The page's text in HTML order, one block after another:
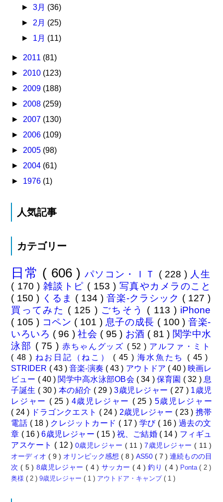
► 3月 (36)
► 2月 (25)
► 1月 (11)
► 2011 (81)
► 2010 (123)
► 2009 (188)
► 2008 (259)
► 2007 (130)
► 2006 (109)
► 2005 (98)
► 2004 (61)
► 1976 (1)
人気記事
カテゴリー
日常 ( 606 )パソコン・ＩＴ ( 228 ) 人生
( 170 ) 雑談トピ ( 153 ) 写真やカメラのこと
( 150 ) くるま ( 134 ) 音楽-クラシック ( 127 )
買ってみた ( 125 ) ごちそう ( 113 ) iPhone
( 105 ) コペン ( 101 ) 息子の成長 ( 100 )音楽-
いろいろ ( 96 )社会 ( 95 ) お酒 ( 81 ) 関学中水
泳部 ( 75 ) 赤ちゃんグッズ ( 52 ) アルファ・ミト
( 48 ) ねお日記（ねこ） ( 45 ) 海水魚たち ( 45 )
STRIDER ( 43 ) 音楽-演奏 ( 43 ) アウトドア ( 40 ) 映画レ
ビュー ( 40 ) 関学中高水泳部OB会 ( 34 ) 保育園 ( 32 ) 息
子誕生 ( 30 ) 本の紹介 ( 29 )3歳児レジャー ( 27 ) 1歳児
レジャー ( 25 ) 4歳児レジャー ( 25 ) 5歳児レジャー
( 24 ) ドラゴンクエスト ( 24 ) 2歳児レジャー ( 23 ) 携帯
電話 ( 18 ) クレジットカード ( 17 ) 学び ( 16 ) 過去の文
章 ( 16 )6歳児レジャー ( 15 ) 祝、ご結婚 ( 14 ) フィギュ
アスケート ( 12 ) 0歳児レジャー ( 11 )7歳児レジャー( 11 )
オーディオ ( 9 ) オリンピック感想( 8 )AS50( 7 )連続ものの目
次( 5 ) 8歳児レジャー( 4 ) サッカー ( 4 )釣り ( 4 ) Ponta( 2 )
奥様( 2 )9歳児レジャー( 1 ) アウトドア・キャンプ( 1 )